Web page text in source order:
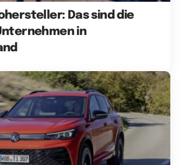
Das sind die
in